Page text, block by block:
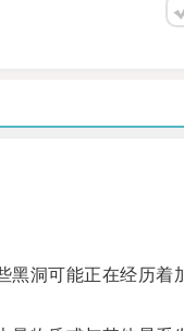
洞可能正在经历着